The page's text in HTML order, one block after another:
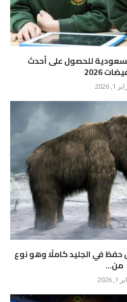
للحصول على أحدث
2026
2026
في الجليد كاملًا وهو نوع
من...
2026